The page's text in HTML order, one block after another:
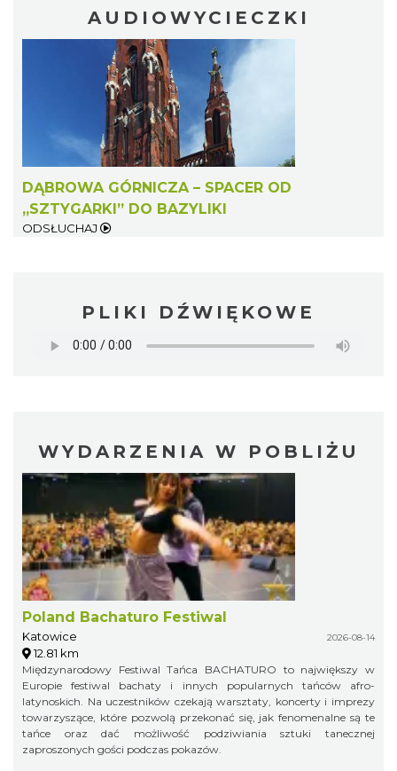
AUDIOWYCIECZKI
DĄBROWA GÓRNICZA – SPACER OD
„SZTYGARKI” DO BAZYLIKI
ODSŁUCHAJ
PLIKI DŹWIĘKOWE
WYDARZENIA W POBLIŻU
Poland Bachaturo Festiwal
Katowice 2026-08-14
12.81 km
Międzynarodowy Festiwal Tańca BACHATURO to największy w
Europie festiwal bachaty i innych popularnych tańców afro-
latynoskich. Na uczestników czekają warsztaty, koncerty i imprezy
towarzyszące, które pozwolą przekonać się, jak fenomenalne są te
tańce oraz dać możliwość podziwiania sztuki tanecznej
zaproszonych gości podczas pokazów.